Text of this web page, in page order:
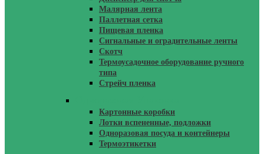
Малярная лента
Паллетная сетка
Пищевая пленка
Сигнальные и оградительные ленты
Скотч
Термоусадочное оборудование ручного
типа
Стрейч пленка
Картонные коробки
Лотки вспененные, подложки
Одноразовая посуда и контейнеры
Термоэтикетки